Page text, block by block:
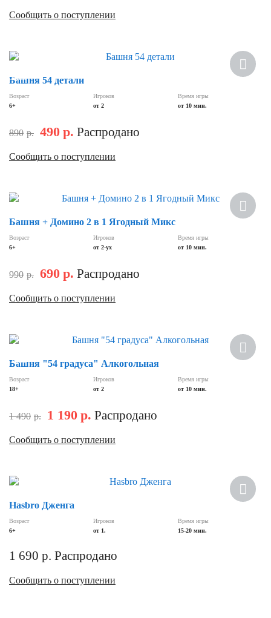
Сообщить о поступлении
Хит
Скидка
Башня 54 детали
Возраст
6+
Игроков
от 2
Время игры
от 10 мин.
890 р. 490 р. Распродано
Сообщить о поступлении
Скидка
Башня + Домино 2 в 1 Ягодный Микс
Возраст
6+
Игроков
от 2-ух
Время игры
от 10 мин.
990 р. 690 р. Распродано
Сообщить о поступлении
Хит
Скидка
Башня "54 градуса" Алкогольная
Возраст
18+
Игроков
от 2
Время игры
от 10 мин.
1 490 р. 1 190 р. Распродано
Сообщить о поступлении
Хит
Hasbro Дженга
Возраст
6+
Игроков
от 1.
Время игры
15-20 мин.
1 690 р. Распродано
Сообщить о поступлении